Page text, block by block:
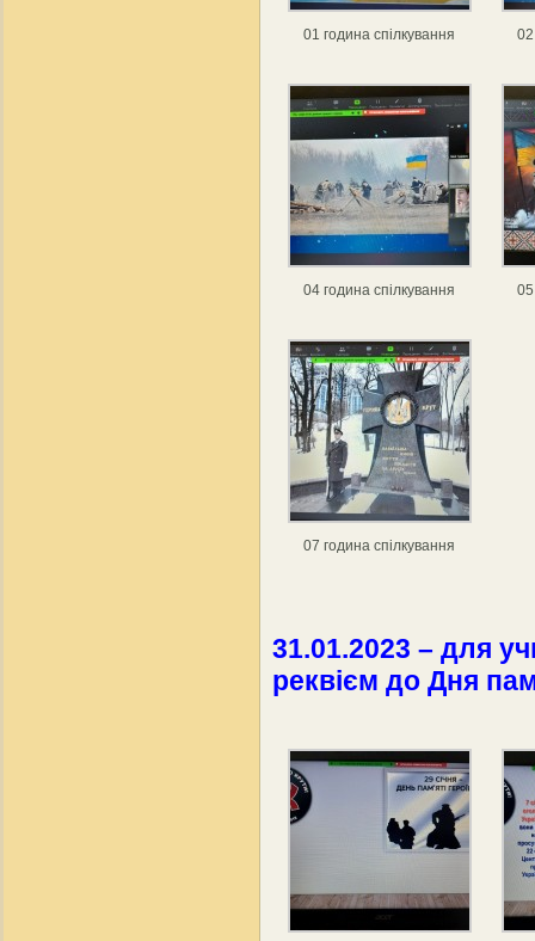
01 година спілкування
04 година спілкування
07 година спілкування
31.01.2023 – для
реквієм до Дня